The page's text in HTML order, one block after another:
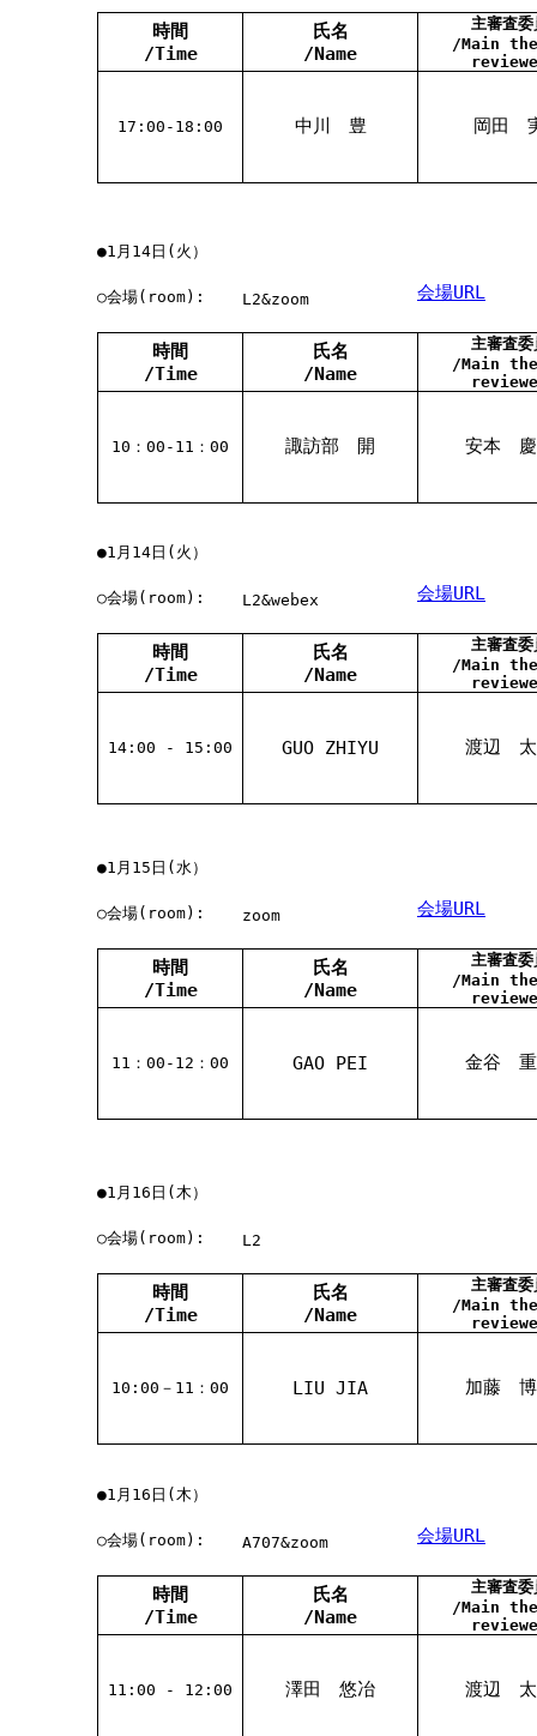
時間
/Time
氏名
/Name
主審査委
/Main
17:00-18:00 中川 豊 岡田
●1月14日(火）
○会場(room): L2&zoom 会場URL
時間
/Time
氏名
/Name
主審査委
/Main
10：00-11：00 諏訪部 開 安本 慶
●1月14日(火）
○会場(room): L2&webex 会場URL
時間
/Time
氏名
/Name
主審査委
/Main
14:00 - 15:00 GUO ZHIYU 渡辺 太
●1月15日(水）
○会場(room): zoom 会場URL
時間
/Time
氏名
/Name
主審査委
/Main
11：00-12：00 GAO PEI 金谷 重
●1月16日(木）
○会場(room): L2
時間
/Time
氏名
/Name
主審査委
/Main
10:00－11：00 LIU JIA 加藤
●1月16日(木）
○会場(room): A707&zoom 会場URL
時間
/Time
氏名
/Name
主審査委
/Main
11:00 - 12:00 澤田 悠冶 渡辺 太